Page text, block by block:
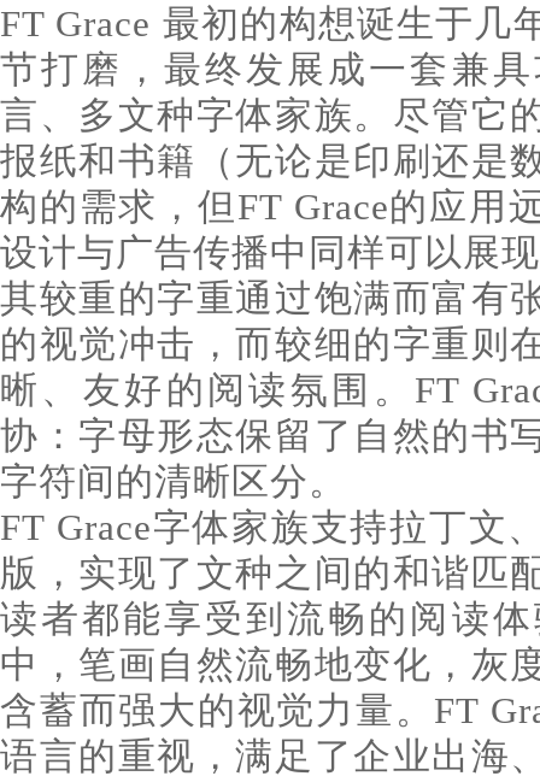
FT Grace 最初的构想诞生于几
节打磨，最终发展成一套兼
言、多文种字体家族。尽管它
报纸和书籍（无论是印刷还是
构的需求，但FT Grace的应
设计与广告传播中同样可以展
其较重的字重通过饱满而富有
的视觉冲击，而较细的字重则
晰、友好的阅读氛围。FT
协：字母形态保留了自然的书
字符间的清晰区分。
FT Grace字体家族支持拉丁文
版，实现了文种之间的和谐匹
读者都能享受到流畅的阅读
中，笔画自然流畅地变化，灰
含蓄而强大的视觉力量。FT
语言的重视，满足了企业出海